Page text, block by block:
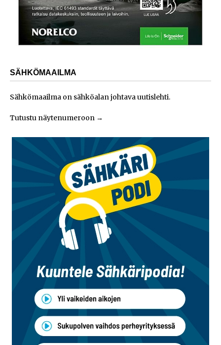
SÄHKÖMAAILMA
Sähkömaailma on sähköalan johtava uutislehti.
Tutustu näytenumeroon →